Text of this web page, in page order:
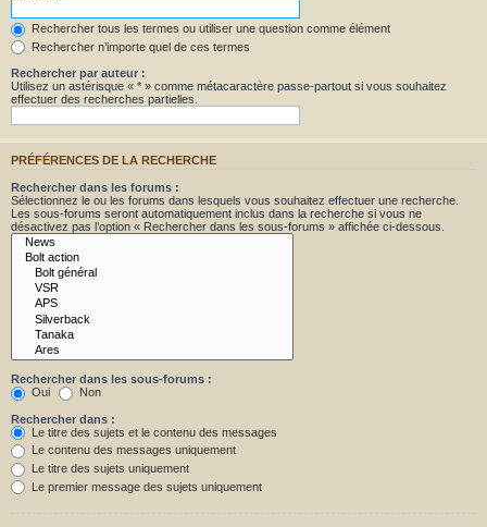
Rechercher tous les termes ou utiliser une question comme élément
Rechercher n’importe quel de ces termes
Rechercher par auteur :
Utilisez un astérisque « * » comme métacaractère passe-partout si vous souhaitez
effectuer des recherches partielles.
PRÉFÉRENCES DE LA RECHERCHE
Rechercher dans les forums :
Sélectionnez le ou les forums dans lesquels vous souhaitez effectuer une recherche.
Les sous-forums seront automatiquement inclus dans la recherche si vous ne
désactivez pas l’option « Rechercher dans les sous-forums » affichée ci-dessous.
Rechercher dans les sous-forums :
Oui
Non
Rechercher dans :
Le titre des sujets et le contenu des messages
Le contenu des messages uniquement
Le titre des sujets uniquement
Le premier message des sujets uniquement